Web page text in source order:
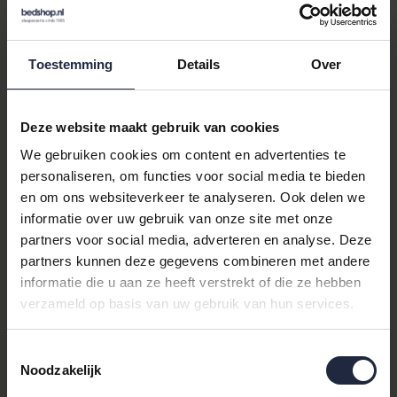
Toestemming Details Over
Deze website maakt gebruik van cookies
We gebruiken cookies om content en advertenties te
personaliseren, om functies voor social media te bieden
en om ons websiteverkeer te analyseren. Ook delen we
informatie over uw gebruik van onze site met onze
partners voor social media, adverteren en analyse. Deze
partners kunnen deze gegevens combineren met andere
informatie die u aan ze heeft verstrekt of die ze hebben
verzameld op basis van uw gebruik van hun services.
Noodzakelijk
koelere nachten of mensen die graag volledige comfort willen.
Omdat Calida synoniem staat voor kwaliteit, profiteert u van
te combineren met andere slaap- en bedtextielproducten zoals
dekbedden en hoeslakens. Door de elegante Dark Sapphire
uw favoriete badjas of spreien.
Details en specificaties
Product:Calida Herenpyjama lang 46660 Dark
Sapphire XL
Merk:Calida
Categorieën: Lange mouw, Heren, Nachtmode
Maat:XL
Kleur: Dark Sapphire
Model:lang, lange mouw
comfortabel voor nachtgebruik, ideaal voor koele